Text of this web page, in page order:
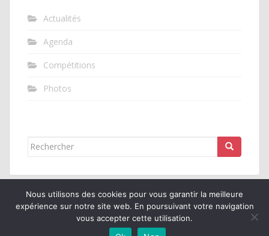
Actualités
Agenda
Compétitions
Photos
Rechercher...
Tennis Club Cormeilles en VexinAll rights reserved. Thème par
Nous utilisons des cookies pour vous garantir la meilleure
expérience sur notre site web. En poursuivant votre navigation
vous accepter cette utilisation.